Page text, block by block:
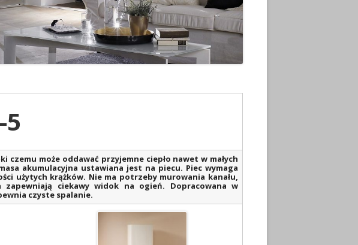
może oddawać przyjemne ciepło nawet w małych
akumulacyjna ustawiana jest na piecu. Piec wymaga
użytych krążków. Nie ma potrzeby murowania kanału,
ciekawy widok na ogień. Dopracowana w
czyste spalanie.